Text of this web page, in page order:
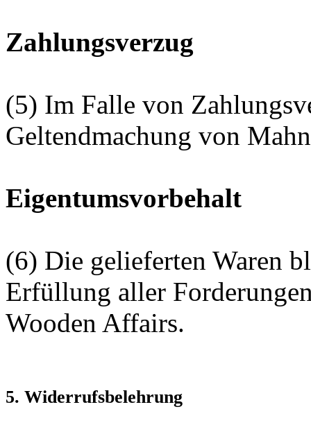
Zahlungsverzug
(5) Im Falle von
Geltendmachung von
Eigentumsvorbehalt
(6) Die gelieferten Waren
Erfüllung aller
Wooden Affairs.
5. Widerrufsbelehrung